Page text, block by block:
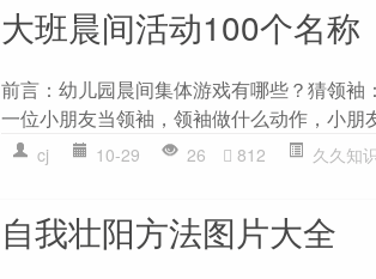
大班晨间活动100个名称
前言：幼儿园晨间集体游戏有哪些？猜领
一位小朋友当领袖，领袖做什么动作，小朋
cj 10-29 26 812 久久知
自我壮阳方法图片大全